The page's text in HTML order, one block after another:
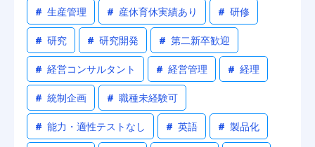
# 生産管理 # 産休育休実績あり # 研修
# 研究 # 研究開発 # 第二新卒歓迎
# 経営コンサルタント # 経営管理 # 経理
# 統制企画 # 職種未経験可
# 能力・適性テストなし # 英語 # 製品化